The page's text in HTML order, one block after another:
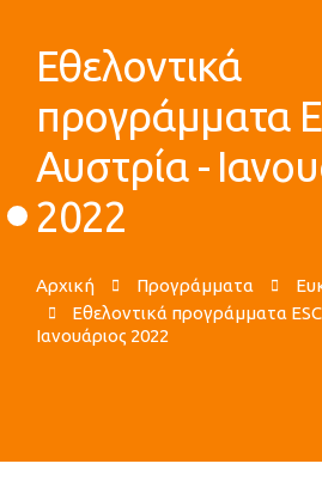
Εθελοντικά
προγράμματα
Αυστρία -
2022
Αρχική Προγράμματα
Εθελοντικά προγράμματα
Ιανουάριος 2022